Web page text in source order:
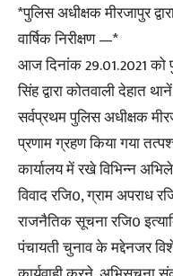
*पुलिस अधीक्षक मीरजापुर
वार्षिक निरीक्षण —*
आज दिनांक 29.01.2021 को
सिंह द्वारा कोतवाली देहात
सर्वप्रथम पुलिस अधीक्षक
प्रणाम ग्रहण किया गया
कार्यालय में रखे विभिन्न
विवाद रजि0, ग्राम अपराध
राजनैतिक सूचना रजि0
पंचायती चुनाव के मद्देनजर